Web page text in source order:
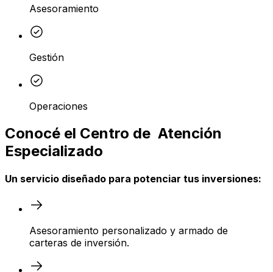
Asesoramiento
Gestión
Operaciones
Conocé el Centro de Atención
Especializado
Un servicio diseñado para potenciar tus inversiones:
Asesoramiento personalizado y armado de
carteras de inversión.